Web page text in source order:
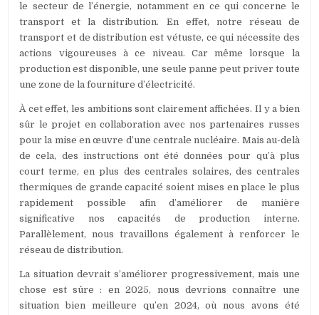
le secteur de l’énergie, notamment en ce qui concerne le
transport et la distribution. En effet, notre réseau de
transport et de distribution est vétuste, ce qui nécessite des
actions vigoureuses à ce niveau. Car même lorsque la
production est disponible, une seule panne peut priver toute
une zone de la fourniture d’électricité.
À cet effet, les ambitions sont clairement affichées. Il y a bien
sûr le projet en collaboration avec nos partenaires russes
pour la mise en œuvre d’une centrale nucléaire. Mais au-delà
de cela, des instructions ont été données pour qu’à plus
court terme, en plus des centrales solaires, des centrales
thermiques de grande capacité soient mises en place le plus
rapidement possible afin d’améliorer de manière
significative nos capacités de production interne.
Parallèlement, nous travaillons également à renforcer le
réseau de distribution.
La situation devrait s’améliorer progressivement, mais une
chose est sûre : en 2025, nous devrions connaître une
situation bien meilleure qu’en 2024, où nous avons été